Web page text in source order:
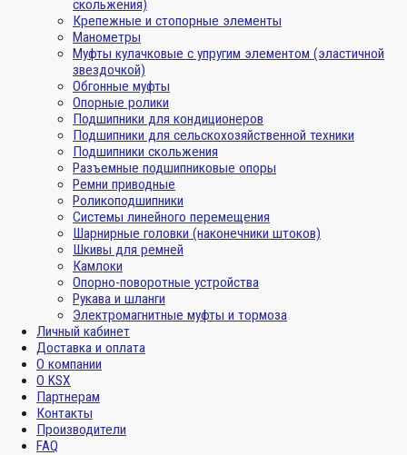
скольжения)
Крепежные и стопорные элементы
Манометры
Муфты кулачковые с упругим элементом (эластичной
звездочкой)
Обгонные муфты
Опорные ролики
Подшипники для кондиционеров
Подшипники для сельскохозяйственной техники
Подшипники скольжения
Разъемные подшипниковые опоры
Ремни приводные
Роликоподшипники
Системы линейного перемещения
Шарнирные головки (наконечники штоков)
Шкивы для ремней
Камлоки
Опорно-поворотные устройства
Рукава и шланги
Электромагнитные муфты и тормоза
Личный кабинет
Доставка и оплата
О компании
О KSX
Партнерам
Контакты
Производители
FAQ